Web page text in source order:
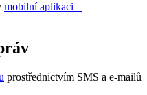
mobilní aplikaci –
prostřednictvím SMS a e-mailů